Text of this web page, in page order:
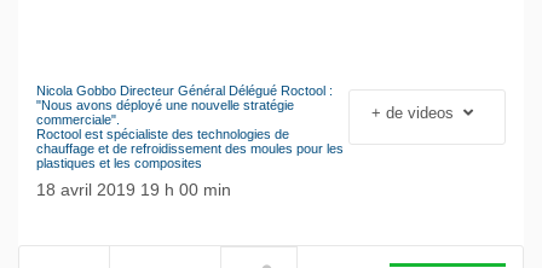
NOW PLAYING
Le séisme industriel
Nicola Gobbo Directeur Général Délégué Roctool :
"Nous avons déployé une nouvelle stratégie
commerciale".
Roctool est spécialiste des technologies de
chauffage et de refroidissement des moules pour les
plastiques et les composites
18 avril 2019 19 h 00 min
+ de videos